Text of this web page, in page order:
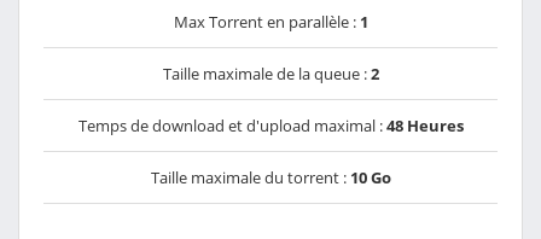
Max Torrent en parallèle : 1
Taille maximale de la queue :2
Temps de download et d'upload maximal :48 Heures
Taille maximale du torrent : 10 Go